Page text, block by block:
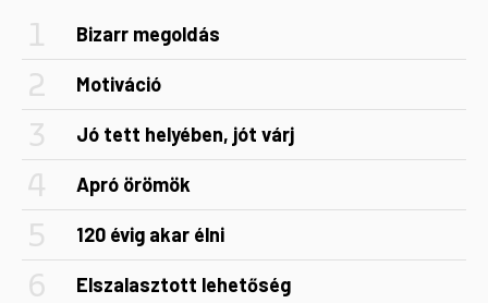
Bizarr megoldás
Motiváció
Jó tett helyében, jót várj
Apró örömök
120 évig akar élni
Elszalasztott lehetőség